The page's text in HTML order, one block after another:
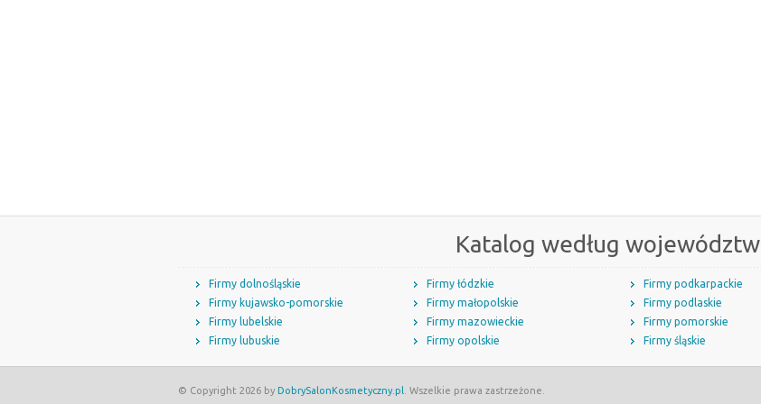
Katalog według województw
Firmy dolnośląskie
Firmy kujawsko-pomorskie
Firmy lubelskie
Firmy lubuskie
Firmy łódzkie
Firmy małopolskie
Firmy mazowieckie
Firmy opolskie
Firmy podkarpackie
Firmy podlaskie
Firmy pomorskie
Firmy śląskie
© Copyright 2026 by DobrySalonKosmetyczny.pl . Wszelkie prawa zastrzeżone.